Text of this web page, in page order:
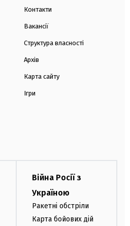
Контакти
Вакансії
Структура власності
Архів
Карта сайту
Ігри
Війна Росії з
Україною
Ракетні обстріли
Карта бойових дій